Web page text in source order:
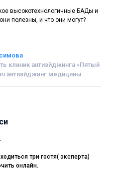
высокотехнологичные БАДы и
полезны, и что они могут?
клиник антиэйджинга «Пятый
антиэйджинг медицины
три гостя( эксперта)
онлайн.